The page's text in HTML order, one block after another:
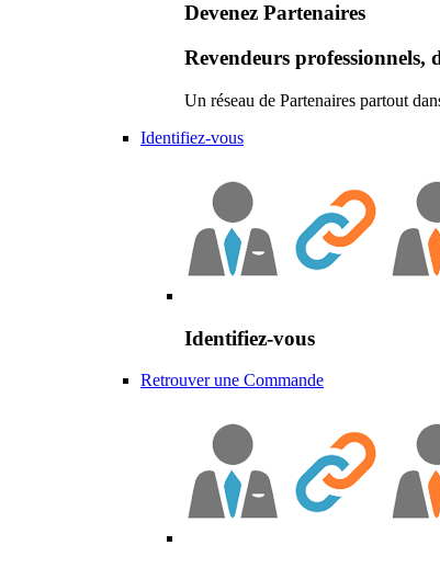
Devenez Partenaires
Revendeurs professionnels,
Un réseau de Partenaires partout
Identifiez-vous
Identifiez-vous
Retrouver une Commande